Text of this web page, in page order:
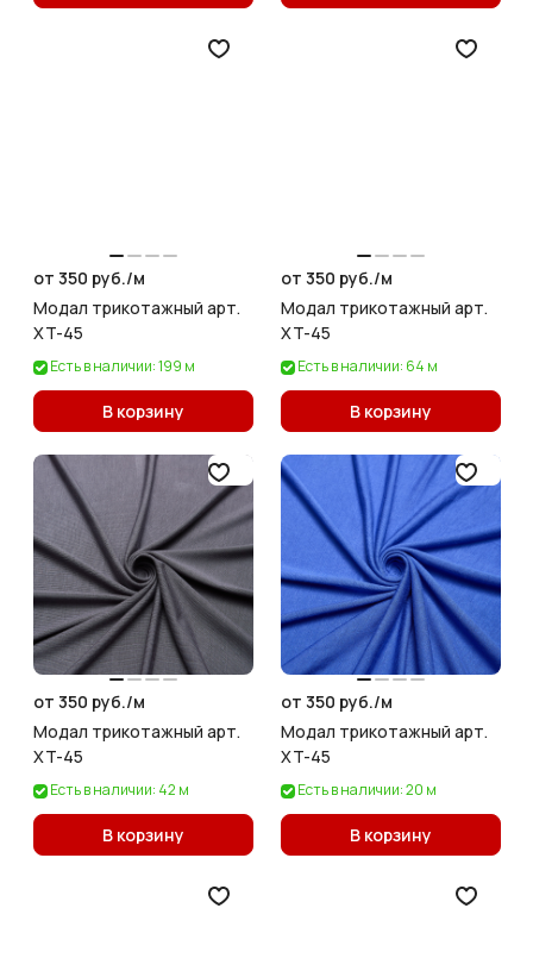
от 350 руб./м
Модал трикотажный арт.
XT-45
Есть в наличии: 199 м
В корзину
от 350 руб./м
Модал трикотажный арт.
XT-45
Есть в наличии: 64 м
В корзину
от 350 руб./м
Модал трикотажный арт.
XT-45
Есть в наличии: 42 м
В корзину
от 350 руб./м
Модал трикотажный арт.
XT-45
Есть в наличии: 20 м
В корзину